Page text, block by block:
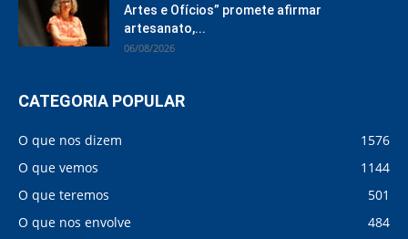
Artes e Ofícios” promete afirmar
artesanato,...
06/08/2026
CATEGORIA POPULAR
O que nos dizem
1576
O que vemos
1144
O que teremos
501
O que nos envolve
484